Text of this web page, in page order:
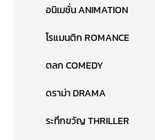
อนิเมชั่น ANIMATION
โรแมนติก ROMANCE
ตลก COMEDY
ดราม่า DRAMA
ระทึกขวัญ THRILLER